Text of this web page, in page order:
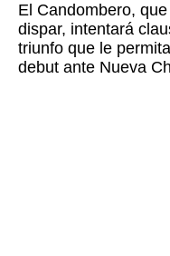
El Candombero,
dispar, intentará
triunfo que le
debut ante Nueva